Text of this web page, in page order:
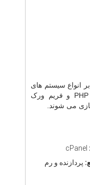
انواع سیستم های
مدیریت محتوا، نسخه های مختلف PHP و فریم ورک
پردازنده و رم